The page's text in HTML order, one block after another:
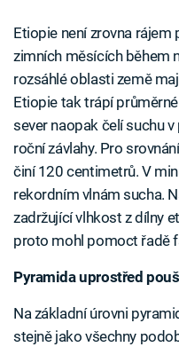
Etiopie není zrovna rájem
zimních měsících během
rozsáhlé oblasti země
Etiopie tak trápí
sever naopak čelí suchu
roční závlahy. Pro
činí 120 centimetrů. V
rekordním vlnám sucha.
zadržující vlhkost z dílny
proto mohl pomoct řadě
Pyramida uprostřed
Na základní úrovni
stejně jako všechny